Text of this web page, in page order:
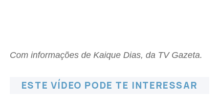
Com informações de Kaique Dias, da TV Gazeta.
ESTE VÍDEO PODE TE INTERESSAR